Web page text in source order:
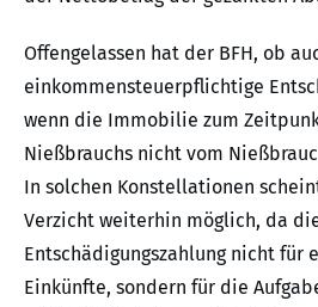
Offengelassen hat der BFH, ob
einkommensteuerpflichtige
wenn die Immobilie zum
Nießbrauchs nicht vom
In solchen Konstellationen
Verzicht weiterhin möglich, da
Entschädigungszahlung nicht für
Einkünfte, sondern für die